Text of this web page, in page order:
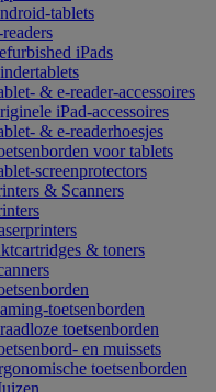
tablets
iPads
& e-reader-accessoires
iPad-accessoires
& e-readerhoesjes
voor tablets
screenprotectors
& Scanners
& toners
toetsenborden
toetsenborden
en muissets
toetsenborden